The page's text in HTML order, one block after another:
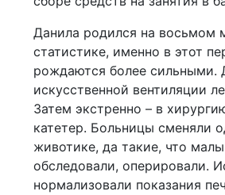
Данила родился на восьмом
статистике, именно в этот
рождаются более сильными.
искусственной вентиляции
Затем экстренно – в
катетер. Больницы сменяли
животике, да такие, что
обследовали, оперировали.
нормализовали показания